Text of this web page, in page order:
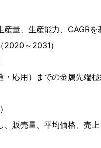
量、生産能力、CAGR
2020～2031）
応用）までの金属先端
販売量、平均価格、売